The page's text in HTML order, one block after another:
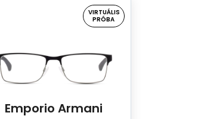
VIRTUÁLIS
PRÓBA
Emporio Armani